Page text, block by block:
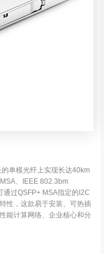
单模光纤上实现长达40km
、IEEE 802.3bm
过QSFP+ MSA指定的I2C
性，这款易于安装、可热插
能计算网络、企业核心和分